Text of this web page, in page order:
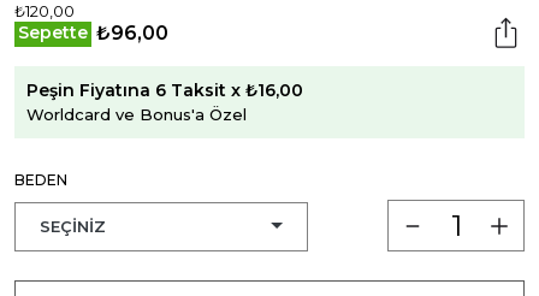
₺120,00
Sepette ₺96,00
Peşin Fiyatına 6 Taksit x ₺16,00
Worldcard ve Bonus'a Özel
BEDEN